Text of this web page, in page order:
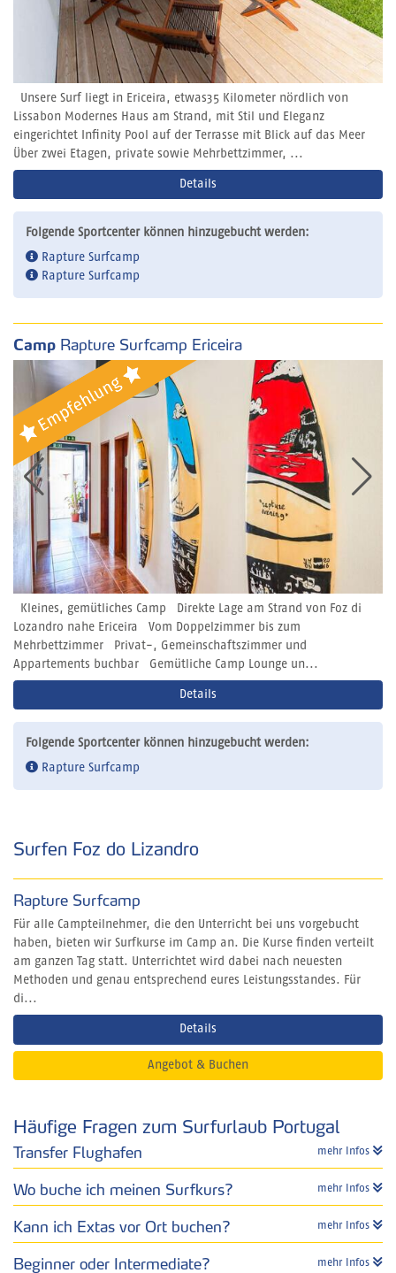
Unsere Surf liegt in Ericeira, etwas35 Kilometer nördlich von
Lissabon Modernes Haus am Strand, mit Stil und Eleganz
eingerichtet Infinity Pool auf der Terrasse mit Blick auf das Meer
Über zwei Etagen, private sowie Mehrbettzimmer, ...
Details
Folgende Sportcenter können hinzugebucht werden:
Rapture Surfcamp
Rapture Surfcamp
Camp Rapture Surfcamp Ericeira
Kleines, gemütliches Camp Direkte Lage am Strand von Foz di
Lozandro nahe Ericeira Vom Doppelzimmer bis zum
Mehrbettzimmer Privat-, Gemeinschaftszimmer und
Appartements buchbar Gemütliche Camp Lounge un...
Details
Folgende Sportcenter können hinzugebucht werden:
Rapture Surfcamp
Surfen Foz do Lizandro
Rapture Surfcamp
Für alle Campteilnehmer, die den Unterricht bei uns vorgebucht
haben, bieten wir Surfkurse im Camp an. Die Kurse finden verteilt
am ganzen Tag statt. Unterrichtet wird dabei nach neuesten
Methoden und genau entsprechend eures Leistungsstandes. Für
di...
Details
Angebot & Buchen
Häufige Fragen zum Surfurlaub Portugal
Transfer Flughafen mehr Infos
Wo buche ich meinen Surfkurs? mehr Infos
Kann ich Extas vor Ort buchen? mehr Infos
Beginner oder Intermediate? mehr Infos